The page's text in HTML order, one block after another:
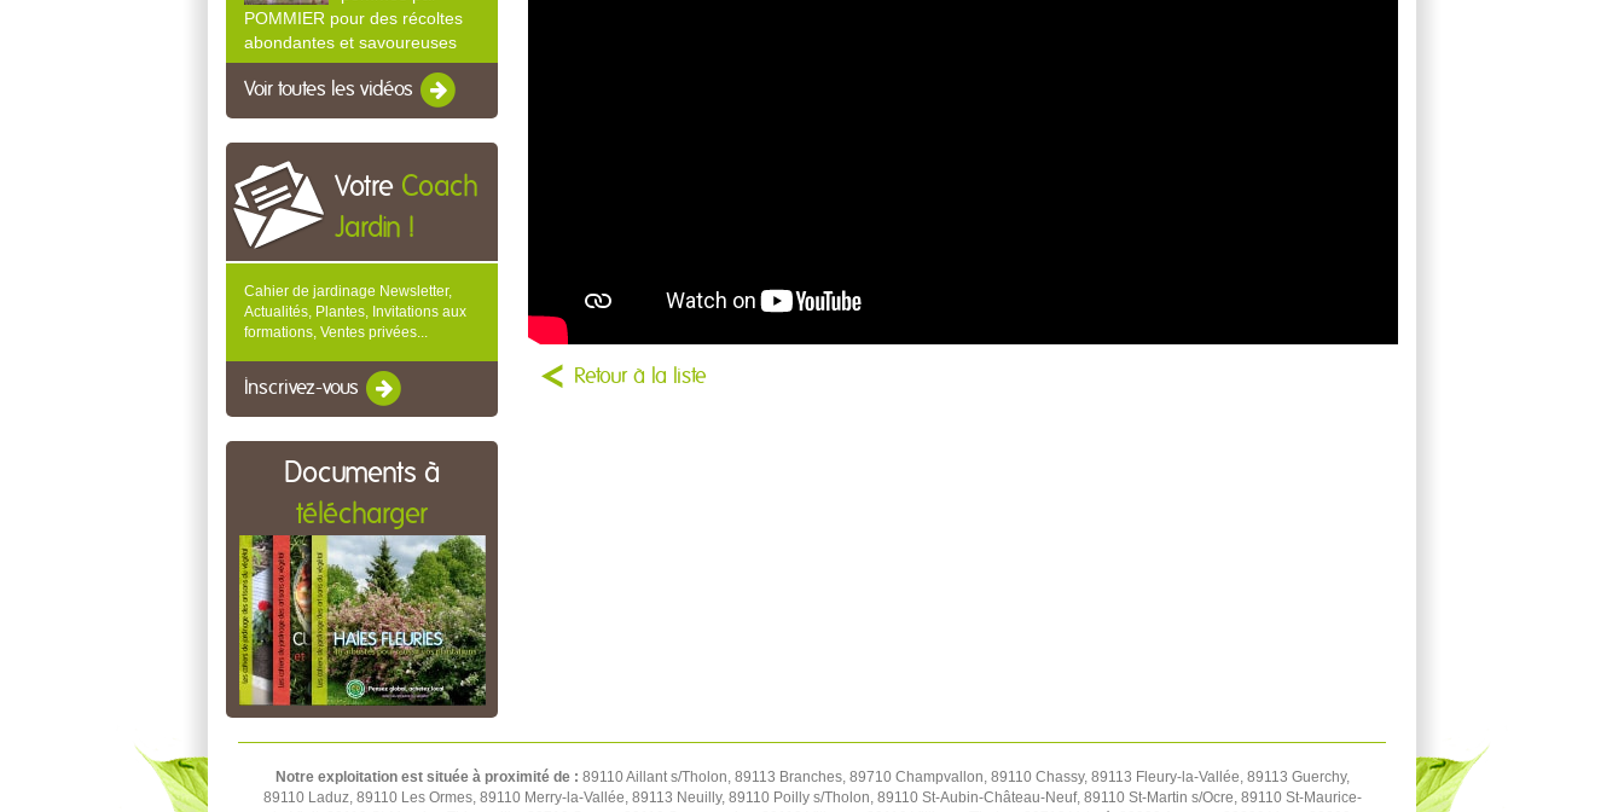
POMMIER pour des récoltes
abondantes et savoureuses
Voir toutes les vidéos
Votre Coach
Jardin !
Cahier de jardinage Newsletter,
Actualités, Plantes, Invitations aux
formations, Ventes privées...
Inscrivez-vous
Documents à
télécharger
Retour à la liste
Notre exploitation est située à proximité de : 89110 Aillant s/Tholon, 89113 Branches, 89710 Champvallon, 89110 Chassy, 89113 Fleury-la-Vallée, 89113 Guerchy,
89110 Laduz, 89110 Les Ormes, 89110 Merry-la-Vallée, 89113 Neuilly, 89110 Poilly s/Tholon, 89110 St-Aubin-Château-Neuf, 89110 St-Martin s/Ocre, 89110 St-Maurice-